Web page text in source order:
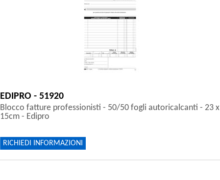
EDIPRO - 51920
Blocco fatture professionisti - 50/50 fogli autoricalcanti - 23 x
15cm - Edipro
RICHIEDI INFORMAZIONI